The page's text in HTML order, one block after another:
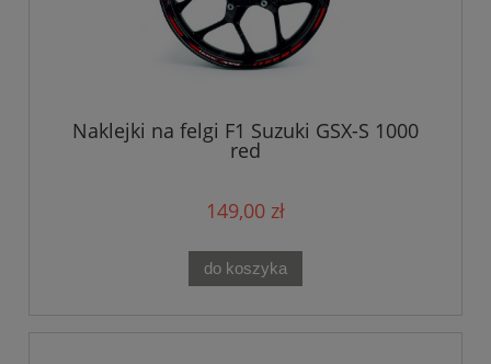
Naklejki na felgi F1 Suzuki GSX-S 1000
red
149,00 zł
do koszyka